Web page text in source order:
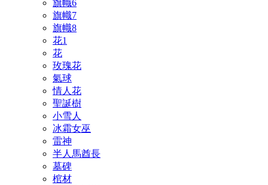
旗幟6
旗幟7
旗幟8
花1
花
玫瑰花
氣球
情人花
聖誕樹
小雪人
冰霜女巫
雷神
半人馬酋長
墓碑
棺材